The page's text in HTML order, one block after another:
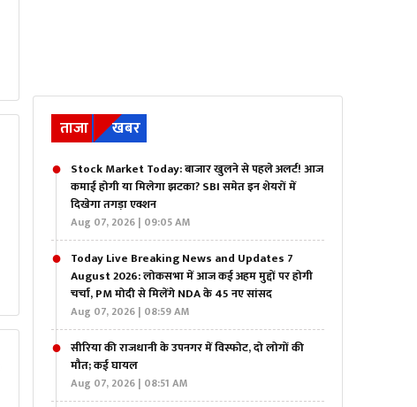
ताजा खबर
Stock Market Today: बाजार खुलने से पहले अलर्ट! आज
कमाई होगी या मिलेगा झटका? SBI समेत इन शेयरों में
दिखेगा तगड़ा एक्शन
Aug 07, 2026 | 09:05 AM
Today Live Breaking News and Updates 7
August 2026: लोकसभा में आज कई अहम मुद्दों पर होगी
चर्चा, PM मोदी से मिलेंगे NDA के 45 नए सांसद
Aug 07, 2026 | 08:59 AM
सीरिया की राजधानी के उपनगर में विस्फोट, दो लोगों की
मौत; कई घायल
Aug 07, 2026 | 08:51 AM